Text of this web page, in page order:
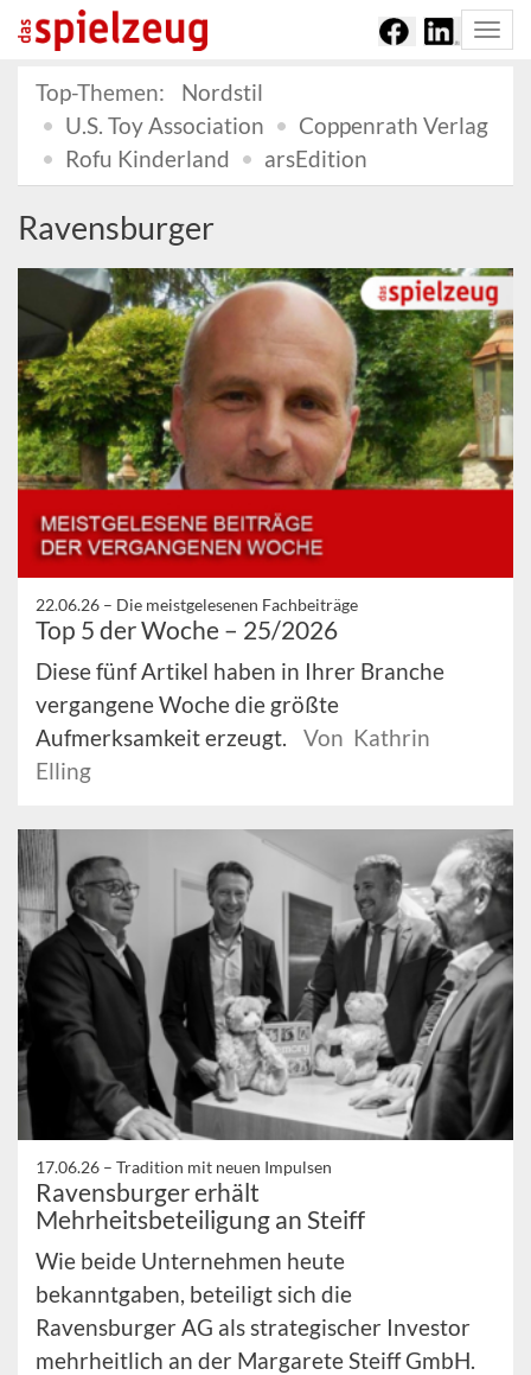
Top-Themen:
Nordstil
U.S. Toy Association
Coppenrath Verlag
Rofu Kinderland
arsEdition
Ravensburger
22.06.26 – Die meistgelesenen Fachbeiträge
Top 5 der Woche – 25/2026
Diese fünf Artikel haben in Ihrer Branche
vergangene Woche die größte
Aufmerksamkeit erzeugt.
Von Kathrin
Elling
17.06.26 – Tradition mit neuen Impulsen
Ravensburger erhält
Mehrheitsbeteiligung an Steiff
Wie beide Unternehmen heute
bekanntgaben, beteiligt sich die
Ravensburger AG als strategischer Investor
mehrheitlich an der Margarete Steiff GmbH.